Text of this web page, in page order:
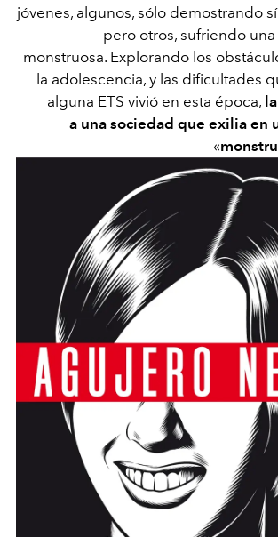
jóvenes, algunos, sólo demostrando
pero otros, sufriendo
monstruosa. Explorando los
la adolescencia, y las dificultades
alguna ETS vivió en esta época,
a una sociedad que exilia en
«